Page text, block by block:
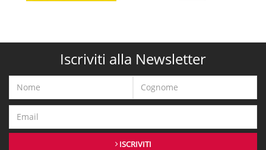
Iscriviti alla Newsletter
ISCRIVITI